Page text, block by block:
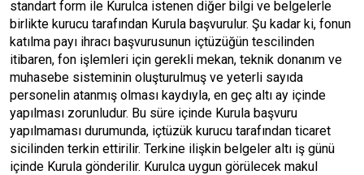
standart form ile Kurulca istenen diğer bilgi ve belgelerle
birlikte kurucu tarafından Kurula başvurulur. Şu kadar ki, fonun
katılma payı ihracı başvurusunun içtüzüğün tescilinden
itibaren, fon işlemleri için gerekli mekan, teknik donanım ve
muhasebe sisteminin oluşturulmuş ve yeterli sayıda
personelin atanmış olması kaydıyla, en geç altı ay içinde
yapılması zorunludur. Bu süre içinde Kurula başvuru
yapılmaması durumunda, içtüzük kurucu tarafından ticaret
sicilinden terkin ettirilir. Terkine ilişkin belgeler altı iş günü
içinde Kurula gönderilir. Kurulca uygun görülecek makul